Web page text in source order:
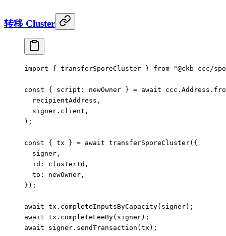
转移 Cluster
import { transferSporeCluster } from "@ckb-ccc/
const { script : newOwner } = await ccc.Address.
  recipientAddress,
  signer.client,
);
const { tx } = await transferSporeCluster({
  signer,
  id: clusterId,
  to: newOwner,
});
await tx. completeInputsByCapacity(signer);
await tx. completeFeeBy(signer);
await signer. sendTransaction (tx);